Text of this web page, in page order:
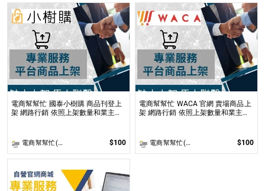
電商幫幫忙 國泰小樹購 商品刊登上
架 網路行銷 依照上架數量和業主討
電商幫幫忙(電商平台代營運/電商上架/運營策略/網路行銷) $100
電商幫幫忙 WACA 官網 賣場商品上
架 網路行銷 依照上架數量和業主討
電商幫幫忙(電商平台代營運/電商上架/運營策略/網路行銷) $100